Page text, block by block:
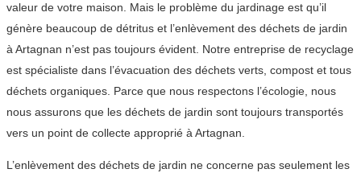
valeur de votre maison. Mais le problème du jardinage est qu’il
génère beaucoup de détritus et l’enlèvement des déchets de jardin
à Artagnan n’est pas toujours évident. Notre entreprise de recyclage
est spécialiste dans l’évacuation des déchets verts, compost et tous
déchets organiques. Parce que nous respectons l’écologie, nous
nous assurons que les déchets de jardin sont toujours transportés
vers un point de collecte approprié à Artagnan.
L’enlèvement des déchets de jardin ne concerne pas seulement les